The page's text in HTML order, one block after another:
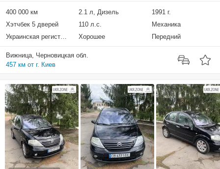
400 000 км 2.1 л, Дизель
1991 г.
Хэтчбек 5 дверей
110 л.с.
Механика
Украинская регистрация
Хорошее Передний
Вижница, Черновицкая обл.
457 км от г. Киев